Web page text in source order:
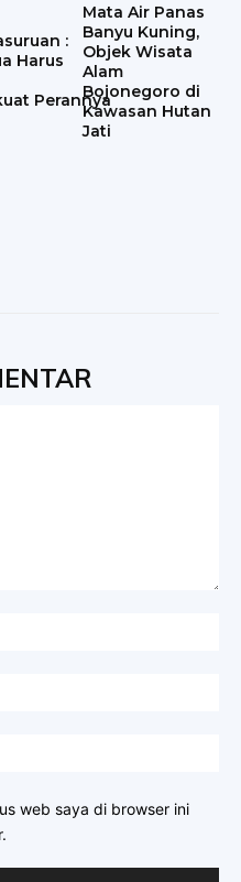
:
Harus
Perannya
Mata Air Panas
Banyu Kuning,
Objek Wisata
Alam
Bojonegoro di
Kawasan Hutan
Jati
web saya di browser ini